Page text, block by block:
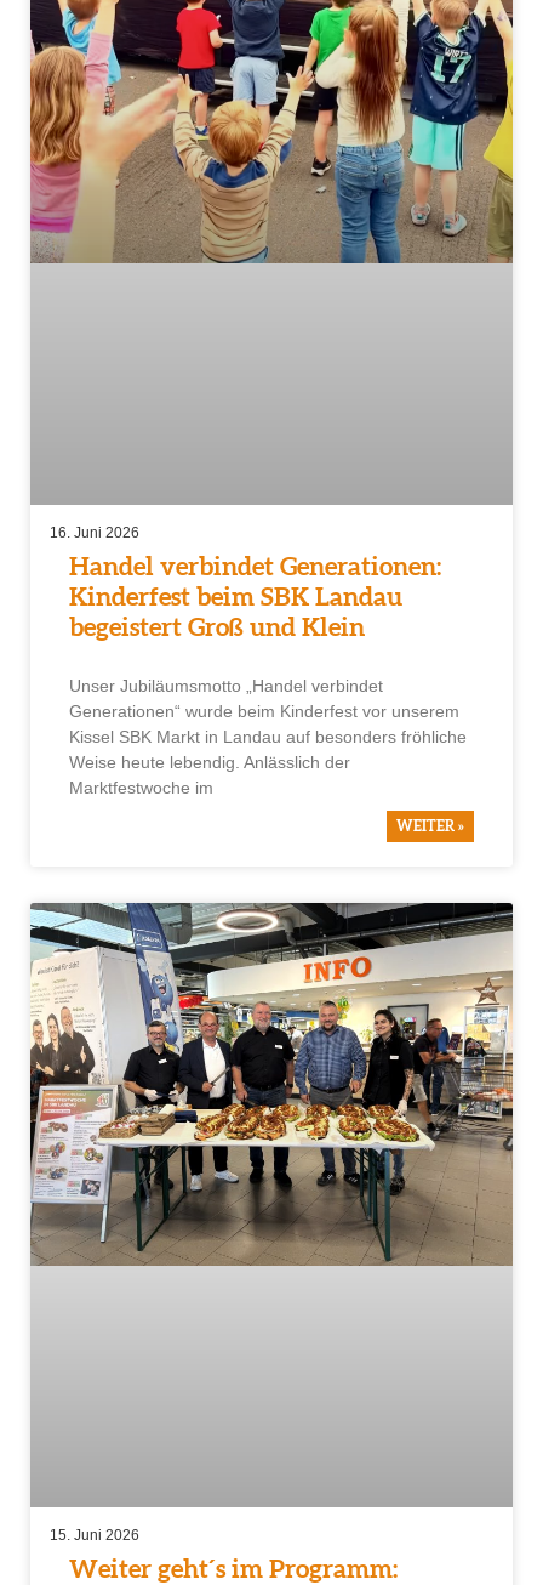
Handel verbindet Generationen:
Kinderfest beim SBK Landau
begeistert Groß und Klein
Unser Jubiläumsmotto „Handel verbindet
Generationen“ wurde beim Kinderfest vor unserem
Kissel SBK Markt in Landau auf besonders fröhliche
Weise heute lebendig. Anlässlich der
Marktfestwoche im
WEITER »
16. Juni 2026
Weiter geht´s im Programm:
15. Juni 2026